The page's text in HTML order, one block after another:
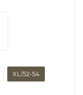
XL/52-54